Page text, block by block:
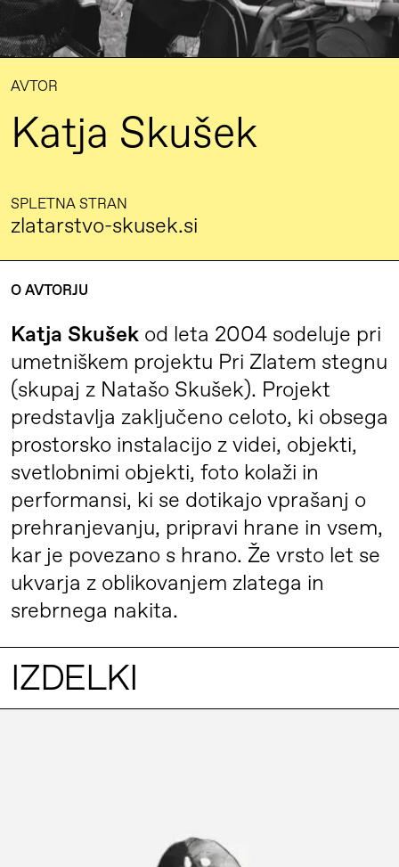
AVTOR
Katja Skušek
SPLETNA STRAN
zlatarstvo-skusek.si
O AVTORJU
Katja Skušek od leta 2004 sodeluje pri
umetniškem projektu Pri Zlatem stegnu
(skupaj z Natašo Skušek). Projekt
predstavlja zaključeno celoto, ki obsega
prostorsko instalacijo z videi, objekti,
svetlobnimi objekti, foto kolaži in
performansi, ki se dotikajo vprašanj o
prehranjevanju, pripravi hrane in vsem,
kar je povezano s hrano. Že vrsto let se
ukvarja z oblikovanjem zlatega in
srebrnega nakita.
IZDELKI